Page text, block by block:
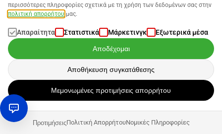
Ελέγχει κάθε συναλλαγή FBA και εντοπίζει αξιώσεις
Found διαχειρίζεται τη διαδικασία επιστροφής χρημάτων,
συμπεριλαμβανομένης της επίλυσης προβλημάτων, της υποβολής
αξιώσεων και της επικοινωνίας με την Amazon. Έχετε πάντα
Found Full-Service σας.
ΓΙΑ ΠΕΡΙΣΣΟΤΕΡΕΣ ΠΛΗΡΟΦΟΡΙΕΣ ΓΙΑ LOST & FOUND
περισσότερες πληροφορίες σχετικά με τη χρήση των δεδομένων σας στην
πολιτική απορρήτου μας.
Απαραίτητα Στατιστικά Μάρκετινγκ Εξωτερικά μέσα
Αποδέχομαι
Αποθήκευση συγκατάθεσης
Μεμονωμένες προτιμήσεις απορρήτου
ΠροτιμήσειςΠολιτική ΑπορρήτουΝομικές Πληροφορίες